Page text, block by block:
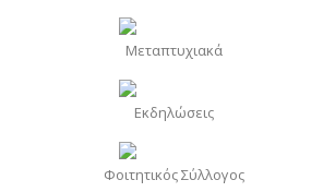
Μεταπτυχιακά
Εκδηλώσεις
Φοιτητικός Σύλλογος